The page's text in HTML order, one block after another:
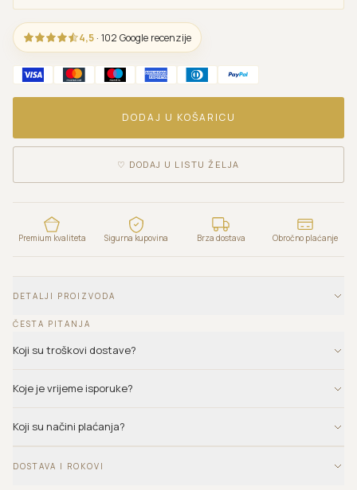
4,5 · 102 Google recenzije
DODAJ U KOŠARICU
♡ DODAJ U LISTU ŽELJA
Premium kvaliteta Sigurna kupovina Brza dostava Obročno plaćanje
DETALJI PROIZVODA
ČESTA PITANJA
Koji su troškovi dostave?
Koje je vrijeme isporuke?
Koji su načini plaćanja?
DOSTAVA I ROKOVI